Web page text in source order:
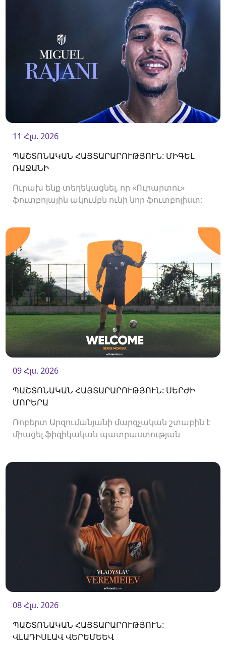
11 Հլս. 2026
ՊԱՇՏՈՆԱԿԱՆ ՀԱՅՏԱՐԱՐՈՒԹՅՈՒՆ: ՄԻԳԵԼ
ՌԱՋԱՆԻ
Ուրախ ենք տեղեկացնել, որ «Ուրարտու»
ֆուտբոլային ակումբն ունի նոր ֆուտբոլիստ:
09 Հլս. 2026
ՊԱՇՏՈՆԱԿԱՆ ՀԱՅՏԱՐԱՐՈՒԹՅՈՒՆ: ՍԵՐԺԻ
ՄՈՐԵՐԱ
Ռոբերտ Արզումանյանի մարզչական շտաբին է
միացել ֆիզիկական պատրաստության
08 Հլս. 2026
ՊԱՇՏՈՆԱԿԱՆ ՀԱՅՏԱՐԱՐՈՒԹՅՈՒՆ:
ՎԼԱԴԻՍԼԱՎ ՎԵՐԵՄԵԵՎ